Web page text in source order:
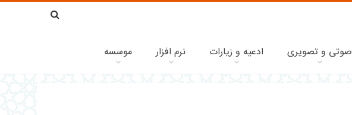
صوتی و تصویری ادعیه و زیارات نرم افزار موسسه